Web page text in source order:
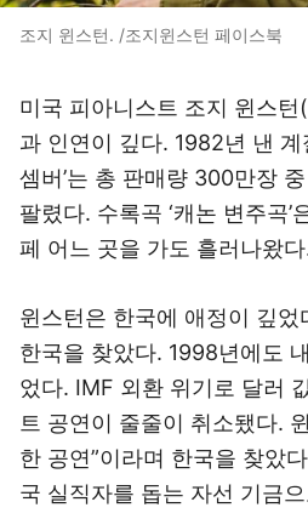
조지 윈스턴. /조지윈스턴 페이스북
미국 피아니스트 조지 윈스
과 인연이 깊다. 1982년 낸 계
셈버’는 총 판매량 300만장
팔렸다. 수록곡 ‘캐논 변주곡
페 어느 곳을 가도 흘러나왔
윈스턴은 한국에 애정이 깊
한국을 찾았다. 1998년에도
었다. IMF 외환 위기로 달러
트 공연이 줄줄이 취소됐다.
한 공연”이라며 한국을 찾았
국 실직자를 돕는 자선 기금